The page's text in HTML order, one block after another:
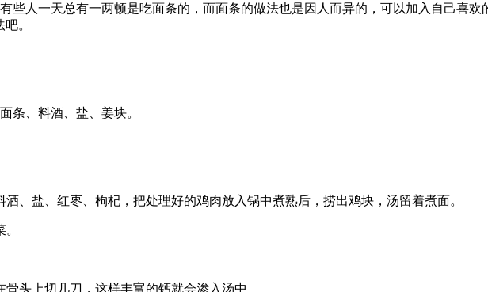
些人一天总有一两顿是吃面条的，而面条的做法也是因人而异的，可以加入自己喜
。
条、料酒、盐、姜块。
、盐、红枣、枸杞，把处理好的鸡肉放入锅中煮熟后，捞出鸡块，汤留着煮面。
头上切几刀，这样丰富的钙就会渗入汤中